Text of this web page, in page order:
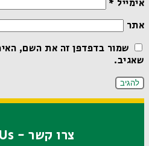
אימייל*
אתר
שמור בדפדפן זה את השם,
שאגיב.
צרו קשר - Contact Us